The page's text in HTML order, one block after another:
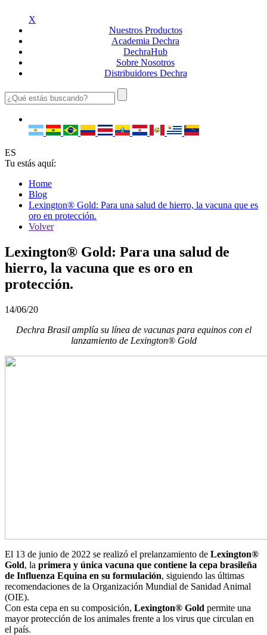
X
Nuestros Productos
Academia Dechra
DechraHub
Sobre Nosotros
Distribuidores Dechra
ES
Tu estás aquí:
Home
Blog
Lexington® Gold: Para una salud de hierro, la vacuna que es
oro en protección.
Volver
Lexington® Gold: Para una salud de
hierro, la vacuna que es oro en
protección.
14/06/20
Dechra Brasil amplía su línea de vacunas para equinos con el
lanzamiento de Lexington® Gold
El 13 de junio de 2022 se realizó el prelanzamiento de Lexington®
Gold, la primera y única vacuna que contiene la cepa brasileña
de Influenza Equina en su formulación, siguiendo las últimas
recomendaciones de la Organización Mundial de Sanidad Animal
(OIE).
Con esta cepa en su composición, Lexington® Gold permite una
mayor protección de los animales frente a los virus que circulan en
el país.